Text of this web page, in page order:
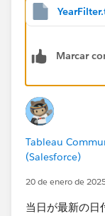
Marcar
Tableau
(Salesforce)
20 de enero de
当日が最新の日